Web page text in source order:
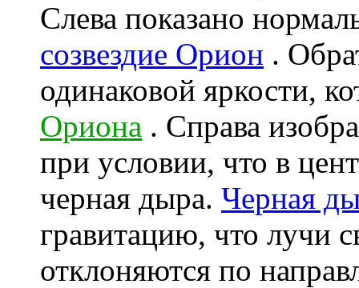
Слева показано
созвездие Орион .
одинаковой яркости,
Ориона . Справа
при условии, что в
черная дыра. Черная
гравитацию, что лучи
отклоняются по